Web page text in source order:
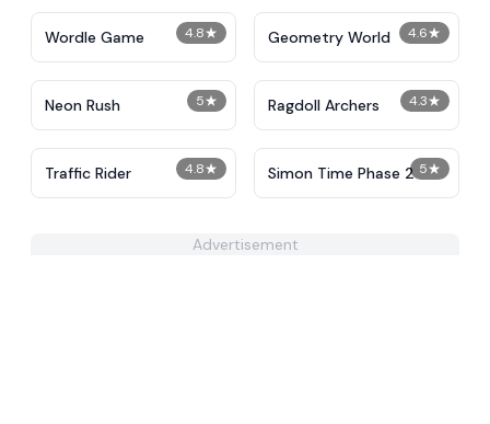
4.8★
Wordle Game 4.6★
Geometry World
5★
Neon Rush 4.3★
Ragdoll Archers
4.8★
Traffic Rider 5★
Simon Time Phase 2
Advertisement